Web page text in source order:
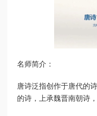
名师简介：
唐诗泛指创作于唐代的
的诗，上承魏晋南朝诗，